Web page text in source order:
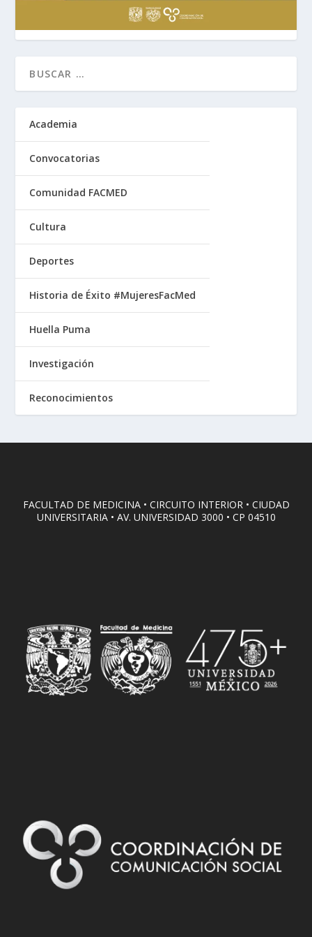
Academia
Convocatorias
Comunidad FACMED
Cultura
Deportes
Historia de Éxito #MujeresFacMed
Huella Puma
Investigación
Reconocimientos
FACULTAD DE MEDICINA • CIRCUITO INTERIOR • CIUDAD
UNIVERSITARIA • AV. UNIVERSIDAD 3000 • CP 04510